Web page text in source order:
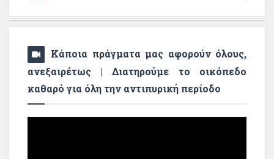
Κάποια πράγματα μας αφορούν όλους,
ανεξαιρέτως | Διατηρούμε το οικόπεδο
καθαρό για όλη την αντιπυρική περίοδο